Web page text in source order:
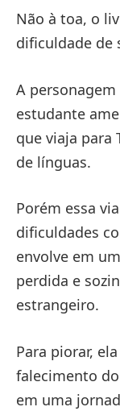
Não à toa, o
dificuldade de
A
estudante
que viaja para
de línguas.
Porém essa
dificuldades
envolve em
perdida e
estrangeiro.
Para piorar,
falecimento
em uma